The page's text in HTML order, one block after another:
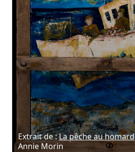
Extrait de :La pêche au homard
Annie Morin